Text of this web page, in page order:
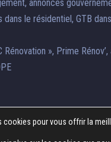
annonces
dans le résidentiel, GTB
Rénovation », Prime
cookies pour vous offrir la